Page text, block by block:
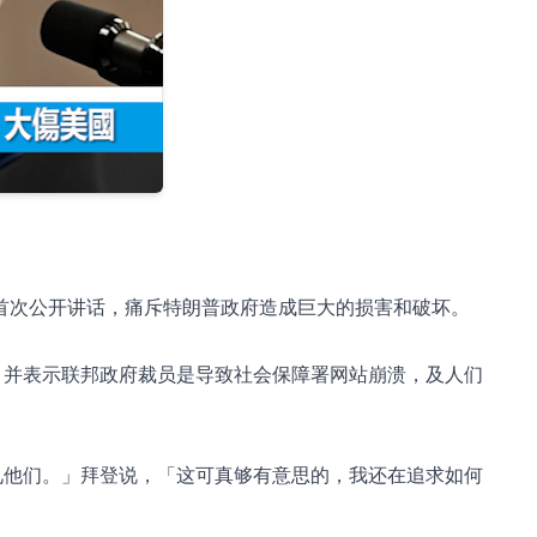
公开讲话，痛斥特朗普政府造成巨大的损害和破坏。
表示联邦政府裁员是导致社会保障署网站崩溃，及人们
们。」拜登说，「这可真够有意思的，我还在追求如何